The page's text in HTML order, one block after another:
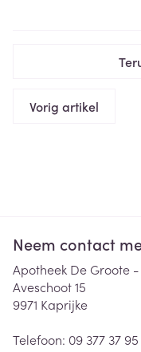
Vorig artikel
Neem contact
Apotheek De Groote -
Aveschoot 15
9971 Kaprijke
Telefoon: 09 377 37 95